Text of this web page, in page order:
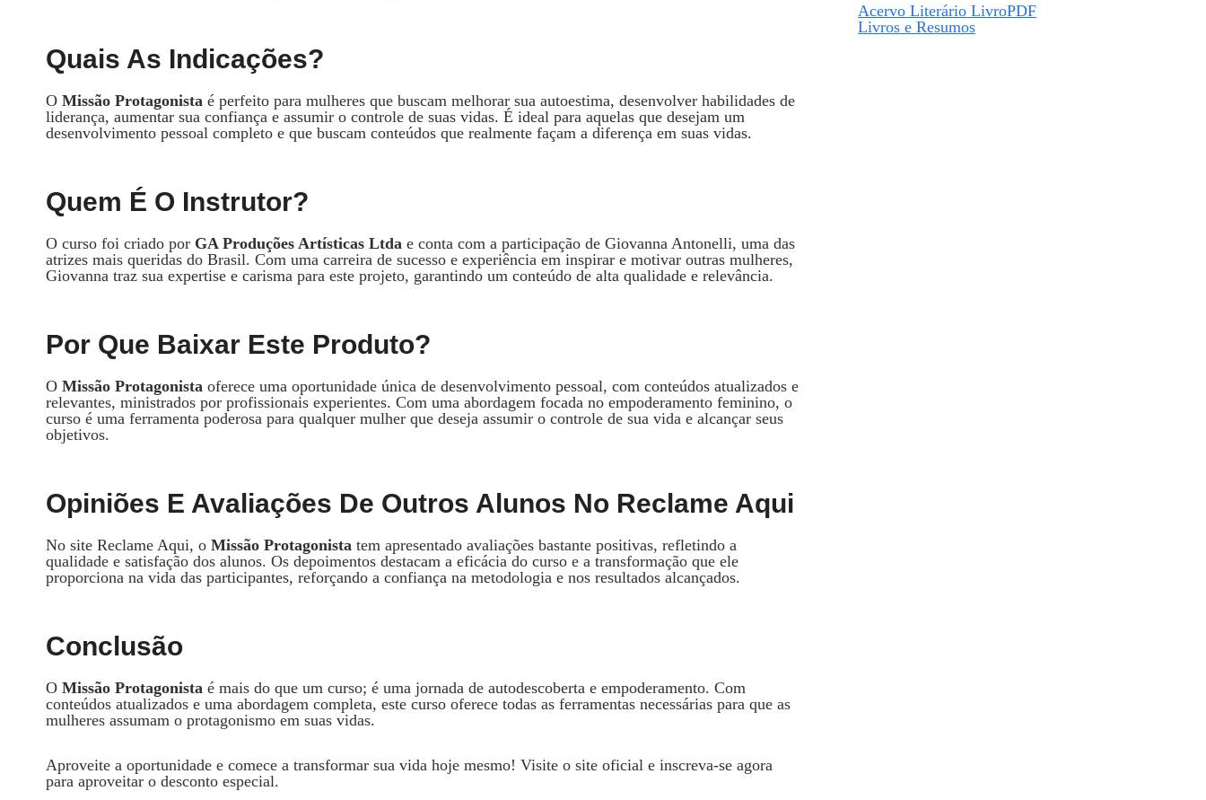
Quais As Indicações?
O Missão Protagonista é perfeito para mulheres que buscam melhorar sua autoestima, desenvolver habilidades de
liderança, aumentar sua confiança e assumir o controle de suas vidas. É ideal para aquelas que desejam um
desenvolvimento pessoal completo e que buscam conteúdos que realmente façam a diferença em suas vidas.
Quem É O Instrutor?
O curso foi criado por GA Produções Artísticas Ltda e conta com a participação de Giovanna Antonelli, uma das
atrizes mais queridas do Brasil. Com uma carreira de sucesso e experiência em inspirar e motivar outras mulheres,
Giovanna traz sua expertise e carisma para este projeto, garantindo um conteúdo de alta qualidade e relevância.
Por Que Baixar Este Produto?
O Missão Protagonista oferece uma oportunidade única de desenvolvimento pessoal, com conteúdos atualizados e
relevantes, ministrados por profissionais experientes. Com uma abordagem focada no empoderamento feminino, o
curso é uma ferramenta poderosa para qualquer mulher que deseja assumir o controle de sua vida e alcançar seus
objetivos.
Opiniões E Avaliações De Outros Alunos No Reclame Aqui
No site Reclame Aqui, o Missão Protagonista tem apresentado avaliações bastante positivas, refletindo a
qualidade e satisfação dos alunos. Os depoimentos destacam a eficácia do curso e a transformação que ele
proporciona na vida das participantes, reforçando a confiança na metodologia e nos resultados alcançados.
Conclusão
O Missão Protagonista é mais do que um curso; é uma jornada de autodescoberta e empoderamento. Com
conteúdos atualizados e uma abordagem completa, este curso oferece todas as ferramentas necessárias para que as
mulheres assumam o protagonismo em suas vidas.
Aproveite a oportunidade e comece a transformar sua vida hoje mesmo! Visite o site oficial e inscreva-se agora
para aproveitar o desconto especial.
Acervo Literário LivroPDF
Livros e Resumos